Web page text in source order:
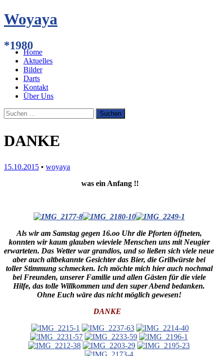
Woyaya
*1980
Menü
Zum
Inhalt
springen
Home
Aktuelles
Bilder
Darts
Kontakt
Über Uns
Suchen
nach:
DANKE
15.10.2015 • woyaya
was ein Anfang !!
Als wir am Samstag gegen 16.oo Uhr die Pforten öffneten,
konnten wir kaum glauben wieviele Menschen uns mit Neugier
erwarteten. Das Wetter war grandios, und so ließen sich viele neue
aber auch altbekannte Gesichter das Bier, die Grillwürste bei
toller Stimmung schmecken. Ich möchte mich hier auch nochmal
bei Freunden, unserer Familie und allen Gästen für die viele
Hilfe, das tolle Willkommen und den super Abend bedanken.
Ohne Euch wäre das nicht möglich gewesen!
DANKE